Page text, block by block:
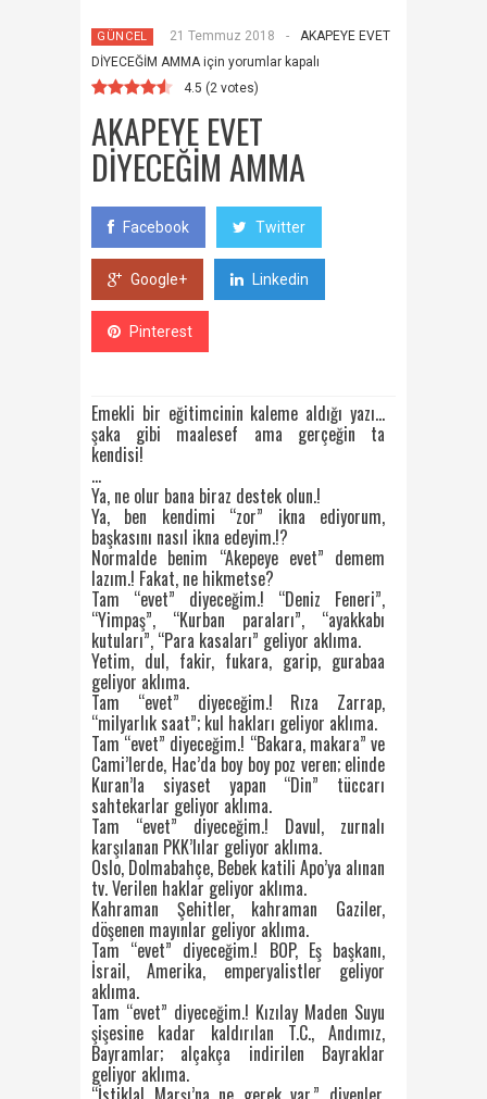
GÜNCEL 21 Temmuz 2018 -
AKAPEYE EVET
DİYECEĞİM AMMA için yorumlar kapalı
4.5 (2 votes)
AKAPEYE EVET
DİYECEĞİM AMMA
Facebook Twitter
Google+ Linkedin
Pinterest
Emekli bir eğitimcinin kaleme aldığı yazı…
şaka gibi maalesef ama gerçeğin ta
kendisi!
…
Ya, ne olur bana biraz destek olun.!
Ya, ben kendimi “zor” ikna ediyorum,
başkasını nasıl ikna edeyim.!?
Normalde benim “Akepeye evet” demem
lazım.! Fakat, ne hikmetse?
Tam “evet” diyeceğim.! “Deniz Feneri”,
“Yimpaş”, “Kurban paraları”, “ayakkabı
kutuları”, “Para kasaları” geliyor aklıma.
Yetim, dul, fakir, fukara, garip, gurabaa
geliyor aklıma.
Tam “evet” diyeceğim.! Rıza Zarrap,
“milyarlık saat”; kul hakları geliyor aklıma.
Tam “evet” diyeceğim.! “Bakara, makara” ve
Cami’lerde, Hac’da boy boy poz veren; elinde
Kuran’la siyaset yapan “Din” tüccarı
sahtekarlar geliyor aklıma.
Tam “evet” diyeceğim.! Davul, zurnalı
karşılanan PKK’lılar geliyor aklıma.
Oslo, Dolmabahçe, Bebek katili Apo’ya alınan
tv. Verilen haklar geliyor aklıma.
Kahraman Şehitler, kahraman Gaziler,
döşenen mayınlar geliyor aklıma.
Tam “evet” diyeceğim.! BOP, Eş başkanı,
İsrail, Amerika, emperyalistler geliyor
aklıma.
Tam “evet” diyeceğim.! Kızılay Maden Suyu
şişesine kadar kaldırılan T.C., Andımız,
Bayramlar; alçakça indirilen Bayraklar
geliyor aklıma.